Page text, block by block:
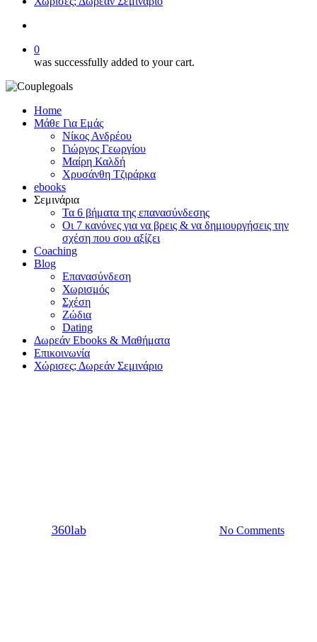
0
was successfully added to your cart.
Home
Μάθε Για Εμάς
Νίκος Ανδρέου
Γιώργος Γεωργίου
Μαίρη Καλδή
Χρυσάνθη Τζιράρκα
ebooks
Σεμινάρια
Τα 6 βήματα της επανασύνδεσης
Οι 7 κανόνες για να βρεις & να δημιουργήσεις την
σχέση που σου αξίζει
Coaching
Blog
Επανασύνδεση
Χωρισμός
Σχέση
Ζώδια
Dating
Δωρεάν Ebooks & Μαθήματα
Επικοινωνία
Χώρισες; Δωρεάν Σεμινάριο
360lab22/10/2020 No Comments